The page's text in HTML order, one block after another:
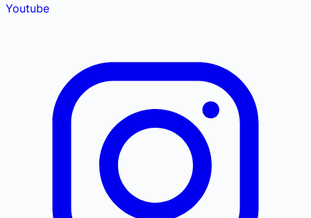
Youtube